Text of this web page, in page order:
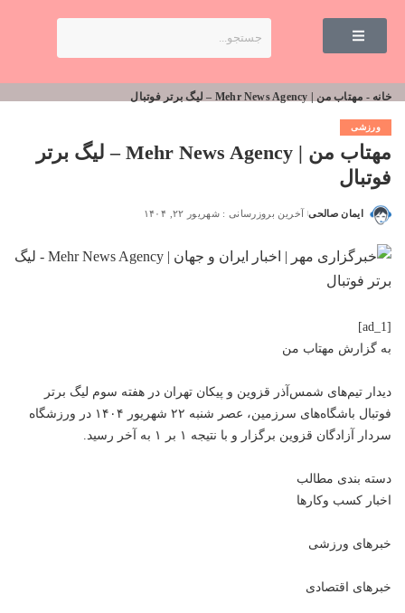
خانه - مهتاب من | Mehr News Agency – لیگ برتر فوتبال
ورزشی
مهتاب من | Mehr News Agency – لیگ برتر
فوتبال
ایمان صالحی آخرین بروزرسانی : شهریور ۲۲, ۱۴۰۴
[ad_1]
به گزارش مهتاب من
دیدار تیم‌های شمس‌آذر قزوین و پیکان تهران در هفته سوم لیگ برتر
فوتبال باشگاه‌های سرزمین، عصر شنبه ۲۲ شهریور ۱۴۰۴ در ورزشگاه
سردار آزادگان قزوین برگزار و با نتیجه ۱ بر ۱ به آخر رسید.
دسته بندی مطالب
اخبار کسب وکارها
خبرهای ورزشی
خبرهای اقتصادی